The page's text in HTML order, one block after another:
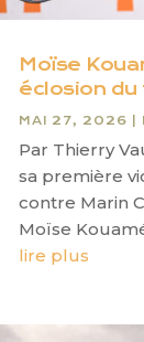
Moïse
éclosion du
MAI 27, 2026
Par Thierry
sa première
contre Marin
Moïse
lire plus